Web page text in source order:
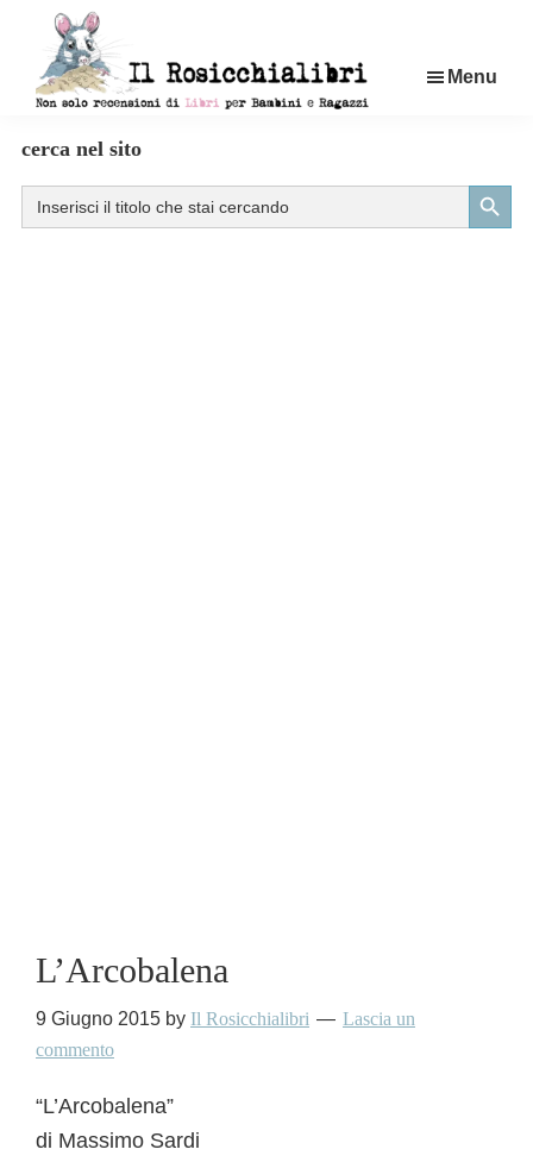
contenuto
di
libri
per
Menu
cerca nel sito
Search
for:
Search Button
L’Arcobalena
9 Giugno 2015 by Il Rosicchialibri
Lascia un
commento
“L’Arcobalena”
di Massimo Sardi